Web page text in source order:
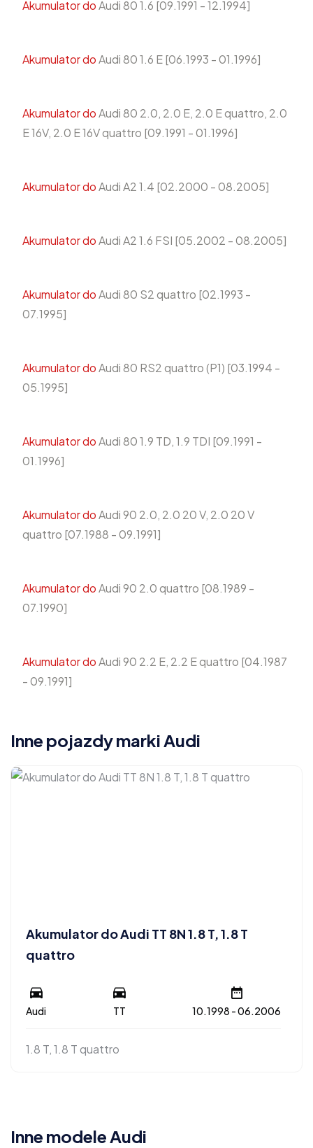
Akumulator doAudi 80 1.6 [09.1991 - 12.1994]
Akumulator doAudi 80 1.6 E [06.1993 - 01.1996]
Akumulator doAudi 80 2.0, 2.0 E, 2.0 E quattro, 2.0
E 16V, 2.0 E 16V quattro [09.1991 - 01.1996]
Akumulator doAudi A2 1.4 [02.2000 - 08.2005]
Akumulator doAudi A2 1.6 FSI [05.2002 - 08.2005]
Akumulator doAudi 80 S2 quattro [02.1993 -
07.1995]
Akumulator doAudi 80 RS2 quattro (P1) [03.1994 -
05.1995]
Akumulator doAudi 80 1.9 TD, 1.9 TDI [09.1991 -
01.1996]
Akumulator doAudi 90 2.0, 2.0 20 V, 2.0 20 V
quattro [07.1988 - 09.1991]
Akumulator doAudi 90 2.0 quattro [08.1989 -
07.1990]
Akumulator doAudi 90 2.2 E, 2.2 E quattro [04.1987
- 09.1991]
Inne pojazdy marki Audi
Akumulator do Audi TT 8N 1.8 T, 1.8 T
quattro
Audi TT 10.1998 - 06.2006
1.8 T, 1.8 T quattro
Inne modele Audi